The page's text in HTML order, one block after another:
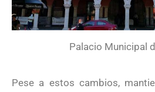
Palacio Municipal
Pese a estos cambios,